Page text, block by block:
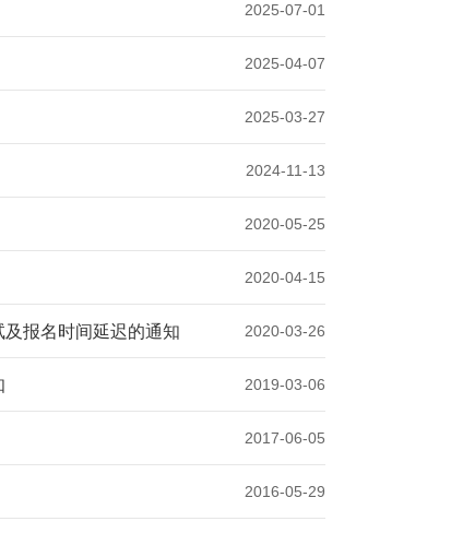
2025-07-01
2025-04-07
2025-03-27
2024-11-13
2020-05-25
2020-04-15
2020-03-26
报名时间延迟的通知
2019-03-06
2017-06-05
2016-05-29